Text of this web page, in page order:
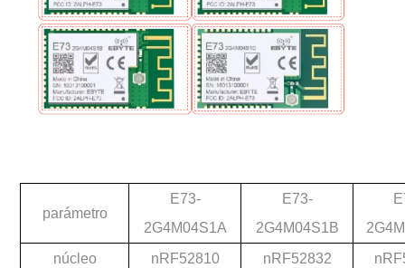
parámetro
E73-
2G4M04S1A
E73-
2G4M04S1B
núcleo
nRF52810 nRF52832